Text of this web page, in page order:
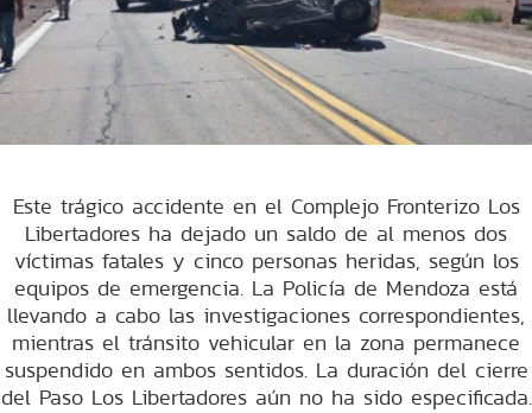
Este trágico accidente en el Complejo Fronterizo Los
Libertadores ha dejado un saldo de al menos dos
víctimas fatales y cinco personas heridas, según los
equipos de emergencia. La Policía de Mendoza está
llevando a cabo las investigaciones correspondientes,
mientras el tránsito vehicular en la zona permanece
suspendido en ambos sentidos. La duración del cierre
del Paso Los Libertadores aún no ha sido especificada.